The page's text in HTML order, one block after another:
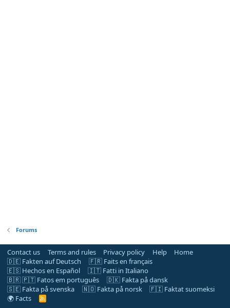
Forums
Contact us Terms and rules Privacy policy Help
Home
🇩🇪 Fakten auf Deutsch
🇫🇷 Faits en français
🇪🇸 Hechos en Español
🇮🇹 Fatti in Italiano
🇧🇷 🇵🇹 Fatos em português
🇩🇰 Fakta på dansk
🇸🇪 Fakta på svenska
🇳🇴 Fakta på norsk
🇫🇮 Faktat suomeksi
🌍 Facts
R